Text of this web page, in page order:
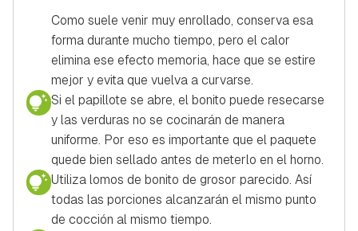
Como suele venir muy enrollado, conserva esa
forma durante mucho tiempo, pero el calor
elimina ese efecto memoria, hace que se estire
mejor y evita que vuelva a curvarse.
Si el papillote se abre, el bonito puede resecarse
y las verduras no se cocinarán de manera
uniforme. Por eso es importante que el paquete
quede bien sellado antes de meterlo en el horno.
Utiliza lomos de bonito de grosor parecido. Así
todas las porciones alcanzarán el mismo punto
de cocción al mismo tiempo.